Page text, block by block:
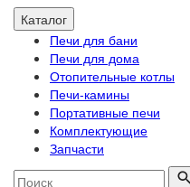
Каталог
Печи для бани
Печи для дома
Отопительные котлы
Печи-камины
Портативные печи
Комплектующие
Запчасти